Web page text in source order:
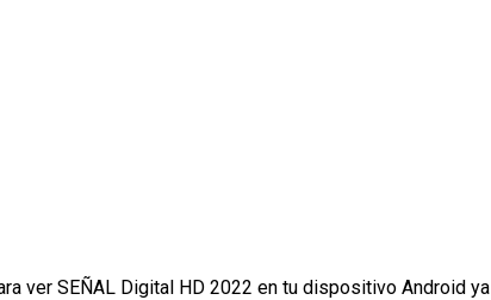
ver SEÑAL Digital HD 2022 en tu dispositivo Android ya